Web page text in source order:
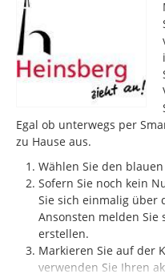
Egal ob unterwegs per
zu Hause aus.
Wählen Sie den
Sofern Sie noch kein
Sie sich einmalig über
Ansonsten melden Sie
erstellen.
Markieren Sie auf der
verwenden Sie Ihren